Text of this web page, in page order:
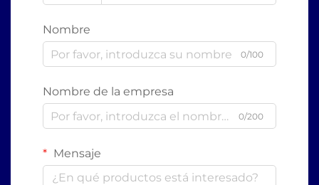
Nombre
0/100
Nombre de la empresa
0/200
Mensaje